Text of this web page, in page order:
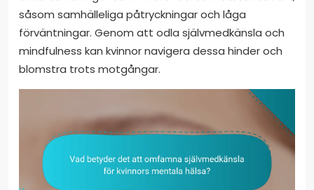
såsom samhälleliga påtryckningar och låga
förväntningar. Genom att odla självmedkänsla och
mindfulness kan kvinnor navigera dessa hinder och
blomstra trots motgångar.